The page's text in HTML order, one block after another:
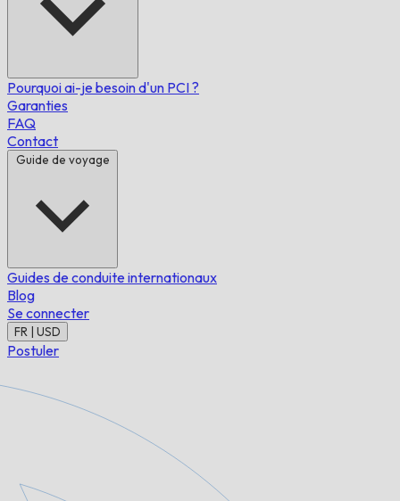
Pourquoi ai-je besoin d'un PCI ?
Garanties
FAQ
Contact
Guide de voyage
Guides de conduite internationaux
Blog
Se connecter
FR | USD
Postuler